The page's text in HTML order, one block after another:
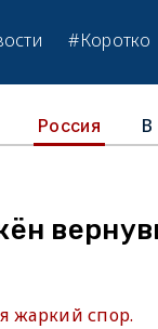
#Коротко
Россия В
жаркий спор.